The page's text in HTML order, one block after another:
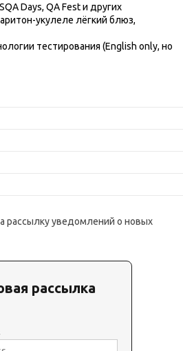
Days, QA Fest и других
укулеле лёгкий блюз,
тестирования (English only, но
рассылку уведомлений о новых
рассылка